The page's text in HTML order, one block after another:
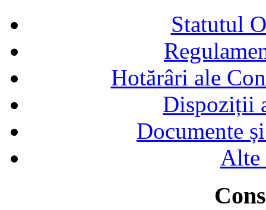
Statutul
Hotărâri ale
Dispoziții
Documente
Alte